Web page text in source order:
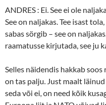
ANDRES : Ei. See ei ole
See on naljakas. Tee isast
sabas sörgib – see on
raamatusse kirjutada, see ju
Selles näidendis hakkab
on tas palju. Just maalt
seda või ei, on need kõik